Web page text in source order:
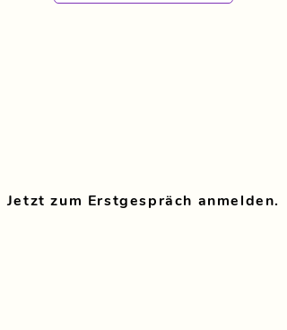
Jetzt zum Erstgespräch anmelden.